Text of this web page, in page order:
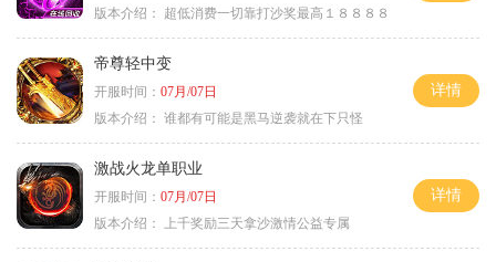
版本介绍：
超低消费一切靠打沙奖最高１８８８８
帝尊轻中变
开服时间： 07月/07日
版本介绍： 谁都有可能是黑马逆袭就在下只怪
详情
激战火龙单职业
开服时间： 07月/07日
版本介绍：
上千奖励三天拿沙激情公益专属
详情